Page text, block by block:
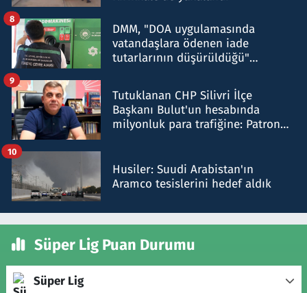
DMM, "DOA uygulamasında
vatandaşlara ödenen iade
tutarlarının düşürüldüğü"
8
Tutuklanan CHP Silivri İlçe
Başkanı Bulut'un hesabında
milyonluk para trafiğine: Patron
9
Husiler: Suudi Arabistan'ın
Aramco tesislerini hedef aldık
10
Süper Lig Puan Durumu
Süper Lig